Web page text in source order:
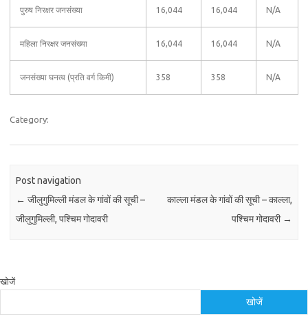
पुरुष निरक्षर जनसंख्या 16,044 16,044 N/A
महिला निरक्षर जनसंख्या 16,044 16,044 N/A
जनसंख्या घनत्व (प्रति वर्ग किमी) 358 358 N/A
Category:
Post navigation
← जीलुगुमिल्ली मंडल के गांवों की सूची –
जीलुगुमिल्ली, पश्चिम गोदावरी
काल्ला मंडल के गांवों की सूची – काल्ला,
पश्चिम गोदावरी →
खोजें
खोजें